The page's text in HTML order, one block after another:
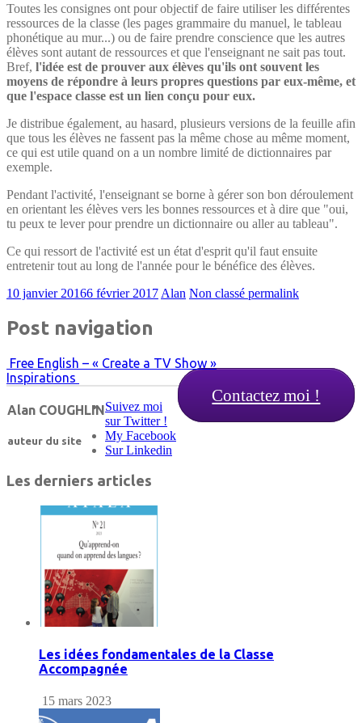
Toutes les consignes ont pour objectif de faire utiliser les différentes
ressources de la classe (les pages grammaire du manuel, le tableau
phonétique au mur...) ou de faire prendre conscience que les autres
élèves sont autant de ressources et que l'enseignant ne sait pas tout.
Bref, l'idée est de prouver aux élèves qu'ils ont souvent les
moyens de répondre à leurs propres questions par eux-même, et
que l'espace classe est un lien conçu pour eux.
Je distribue également, au hasard, plusieurs versions de la feuille afin
que tous les élèves ne fassent pas la même chose au même moment,
ce qui est utile quand on a un nombre limité de dictionnaires par
exemple.
Pendant l'activité, l'enseignant se borne à gérer son bon déroulement
en orientant les élèves vers les bonnes ressources et à dire que "oui,
tu peux te lever pour prendre un dictionnaire ou aller au tableau".
Ce qui ressort de l'activité est un état d'esprit qu'il faut ensuite
entretenir tout au long de l'année pour le bénéfice des élèves.
10 janvier 20166 février 2017 Alan Non classé permalink
Post navigation
Free English – « Create a TV Show »
Inspirations
Alan COUGHLIN
auteur du site
Contactez moi !
Suivez moi
sur Twitter !
My Facebook
Sur Linkedin
Les derniers articles
Les idées fondamentales de la Classe
Accompagnée
15 mars 2023